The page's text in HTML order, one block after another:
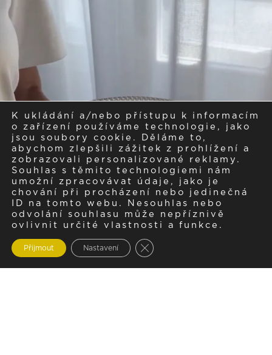
K ukládání a/nebo přístupu k informacím
o zařízení používáme technologie, jako
jsou soubory cookie. Děláme to,
abychom zlepšili zážitek z prohlížení a
zobrazovali personalizované reklamy.
Souhlas s těmito technologiemi nám
umožní zpracovávat údaje, jako je
chování při procházení nebo jedinečná
ID na tomto webu. Nesouhlas nebo
odvolání souhlasu může nepříznivě
ovlivnit určité vlastnosti a funkce.
Přijmout Nastavení Zavřít cookie lištu GDPR